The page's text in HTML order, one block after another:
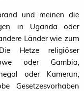
und meinen die
in Uganda oder
Länder wie zum
Hetze religiöser
oder Gambia,
oder Kamerun,
Gesetzesvorhaben